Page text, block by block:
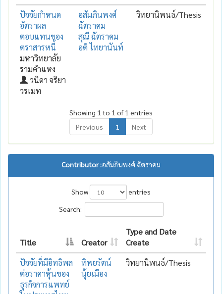
ปัจจัยกำหนด
อัตราผล
ตอบแทนของ
ตราสารหนี้
มหาวิทยาลัย
รามคำแหง
วนิดา จริยา
วรเมท
อสัมภินพงศ์
ฉัตราคม
สุณี ฉัตราคม
อติ ไทยานันท์
วิทยานิพนธ์/Thesis
Showing 1 to 1 of 1 entries
Previous
1 Next
Contributor :อสัมภินพงศ์ ฉัตราคม
Show
entries
Search:
Title Creator
Type and Date
Create
ปัจจัยที่มีอิทธิพล
ต่อราคาหุ้นของ
ธุรกิจการแพทย์
ทิพยรัตน์
นุ้ยเมือง
วิทยานิพนธ์/Thesis